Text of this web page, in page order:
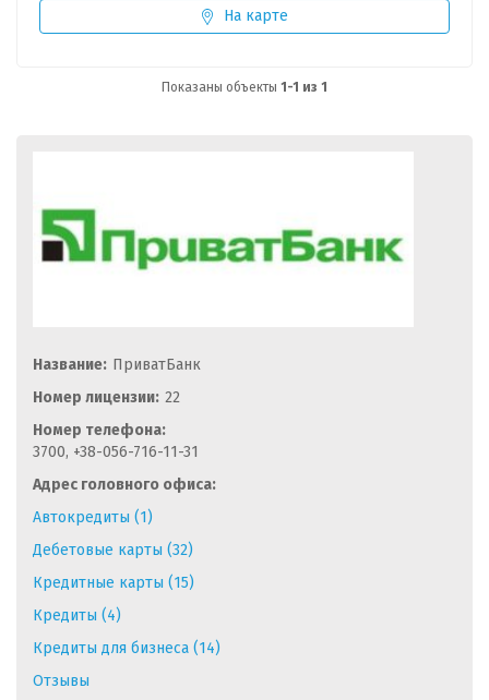
На карте
Показаны объекты 1-1 из 1
Название: ПриватБанк
Номер лицензии: 22
Номер телефона:
3700, +38-056-716-11-31
Адрес головного офиса:
Автокредиты (1)
Дебетовые карты (32)
Кредитные карты (15)
Кредиты (4)
Кредиты для бизнеса (14)
Отзывы